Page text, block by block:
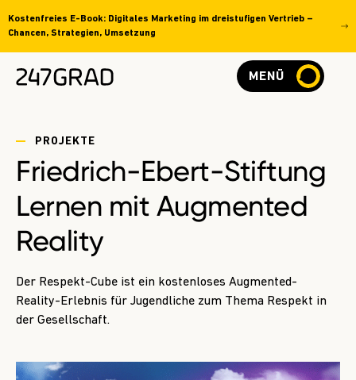
Kostenfreies E-Book: Digitales Marketing im dreistufigen Vertrieb –
Chancen, Strategien, Umsetzung
MENÜ
PROJEKTE
Friedrich-Ebert-Stiftung
Lernen mit Augmented
Reality
Der Respekt-Cube ist ein kostenloses Augmented-
Reality-Erlebnis für Jugendliche zum Thema Respekt in
der Gesellschaft.